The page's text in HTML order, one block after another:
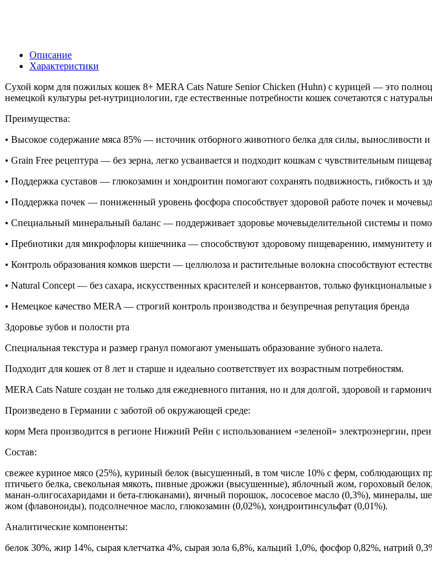
Описание
Характеристики
Сухой корм для пожилых кошек 8+ MERA Cats Nature Senior Chicken (Huhn) с курицей — это
немецкой культуры pet-нутрициологии, где естественные потребности кошек сочетаются с
Преимущества:
• Высокое содержание мяса 85% — источник отборного животного белка для силы, выносливости и
• Grain Free рецептура — без зерна, легко усваивается и подходит кошкам с чувствительным
• Поддержка суставов — глюкозамин и хондроитин помогают сохранять подвижность, гибкость и
• Поддержка почек — пониженный уровень фосфора способствует здоровой работе почек и
• Специальный минеральный баланс — поддерживает здоровье мочевыделительной системы и
• Пребиотики для микрофлоры кишечника — способствуют здоровому пищеварению, иммунитету
• Контроль образования комков шерсти — целлюлоза и растительные волокна способствуют
• Natural Concept — без сахара, искусственных красителей и консервантов, только функциональные
• Немецкое качество MERA — строгий контроль производства и безупречная репутация бренда
Здоровье зубов и полости рта
Специальная текстура и размер гранул помогают уменьшать образование зубного налета.
Подходит для кошек от 8 лет и старше и идеально соответствует их возрастным потребностям.
MERA Cats Nature создан не только для ежедневного питания, но и для долгой, здоровой и
Произведено в Германии с заботой об окружающей среде:
корм Mera производится в регионе Нижний Рейн с использованием «зеленой» электроэнергии,
Состав:
свежее куриное мясо (25%), куриный белок (высушенный, в том числе 10% с ферм, соблюдающих
птичьего белка, свекольная мякоть, пивные дрожжи (высушенные), яблочный жом, гороховый
манан-олигосахаридами и бета-глюканами), яичный порошок, лососевое масло (0,3%), минералы,
жом (флавоноиды), подсолнечное масло, глюкозамин (0,02%), хондроитинсульфат (0,01%).
Аналитические компоненты:
белок 30%, жир 14%, сырая клетчатка 4%, сырая зола 6,8%, кальций 1,0%, фосфор 0,82%, натрий